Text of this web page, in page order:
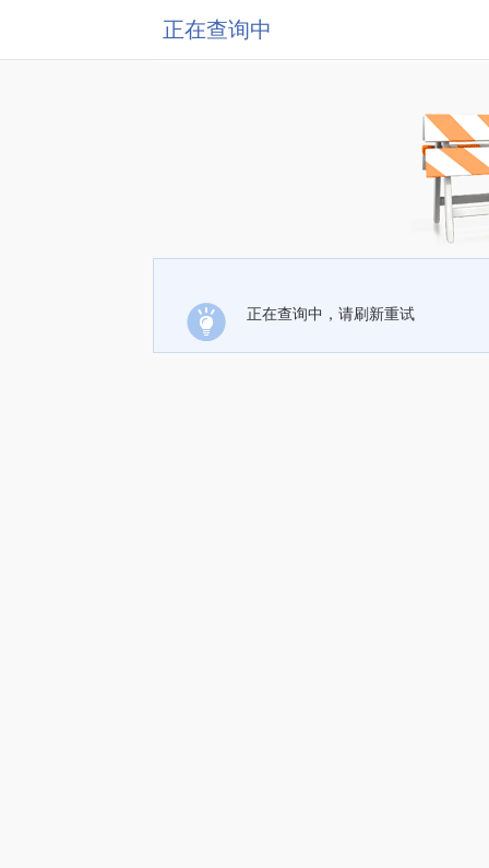
正在查询中
正在查询中，请刷新重试